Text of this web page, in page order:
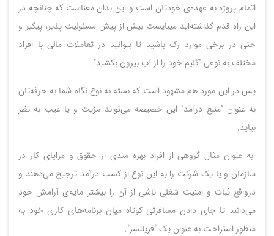
اتمام پروژه به عهده‌ی خودتان است و این بدان معناست که چنانچه در
این راه قدم گذاشته‌اید میبایست بیش از پیش مسئولیت پذیر، پیگیر و
حتی در برخی موارد رک باشید تا بتوانید در تعاملات مالی با افراد
مختلف به نوعی "گلیم خود را از آب بیرون بکشید".
پس در این مورد هم مشهود است که بسته به نوع نگاه شما به حرفه‌تان
به عنوان "منبع درآمد" این خصیصه می‌تواند مزیت و یا عیب به نظر
بیاید.
به عنوان مثال گروهی از افراد بهره مندی از حقوق و مزایای کار در
سازمان و یا یک شرکت را به این نوع از کسب درآمد ترجیح می‌دهند و
درواقع ثبات و امنیت شغلی ناشی از آن را بیشتر مایه‌ی آرامش خود
می‌دانند تا جای دادن مسافرتی کوتاه میان برنامه‌های کاری خود به
منظور استراحت به عنوان یک "فریلنسر".